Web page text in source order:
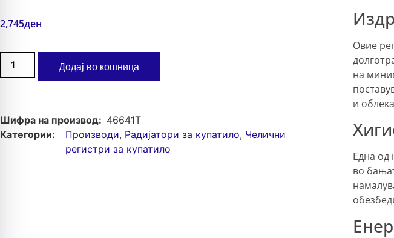
2,745ден
Додај во кошница
Шифра на производ: 46641T
Категории:
Производи, Радијатори за купатило, Челични
регистри за купатило
Овие
на
и
Една од
во